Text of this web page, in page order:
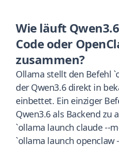
Wie läuft
Code oder
zusammen?
Ollama stellt den Befehl
der Qwen3.6 direkt in
einbettet. Ein einziger
Qwen3.6 als Backend zu
`ollama launch claude --
`ollama launch openclaw